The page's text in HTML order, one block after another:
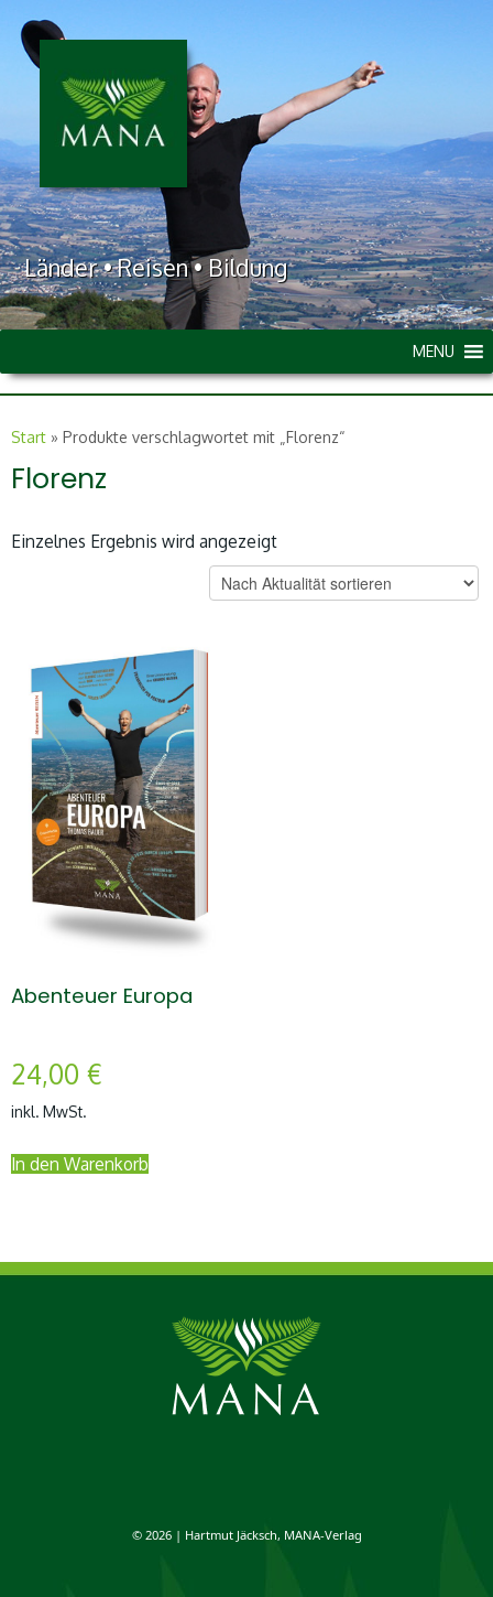
Länder • Reisen • Bildung
MENU
Start » Produkte verschlagwortet mit „Florenz“
Florenz
Einzelnes Ergebnis wird angezeigt
Abenteuer Europa
24,00 €
inkl. MwSt.
In den Warenkorb
© 2026 | Hartmut Jäcksch, MANA-Verlag